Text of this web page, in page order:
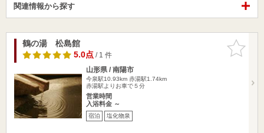
関連情報から探す
お気に入
りに追加
鶴の湯 松島館
5.0点/ 1 件
山形県 / 南陽市
今泉駅10.93km 赤湯駅1.74km
赤湯駅よりお車で５分
営業時間
入浴料金 ～
宿泊 塩化物泉